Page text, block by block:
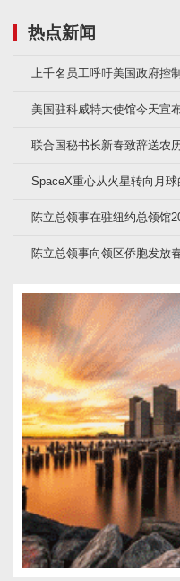
热点新闻
上千名员工呼吁美国政府控
美国驻科威特大使馆今天宣
联合国秘书长新春致辞送农
SpaceX重心从火星转向月
陈立总领事在驻纽约总领馆
陈立总领事向领区侨胞发放